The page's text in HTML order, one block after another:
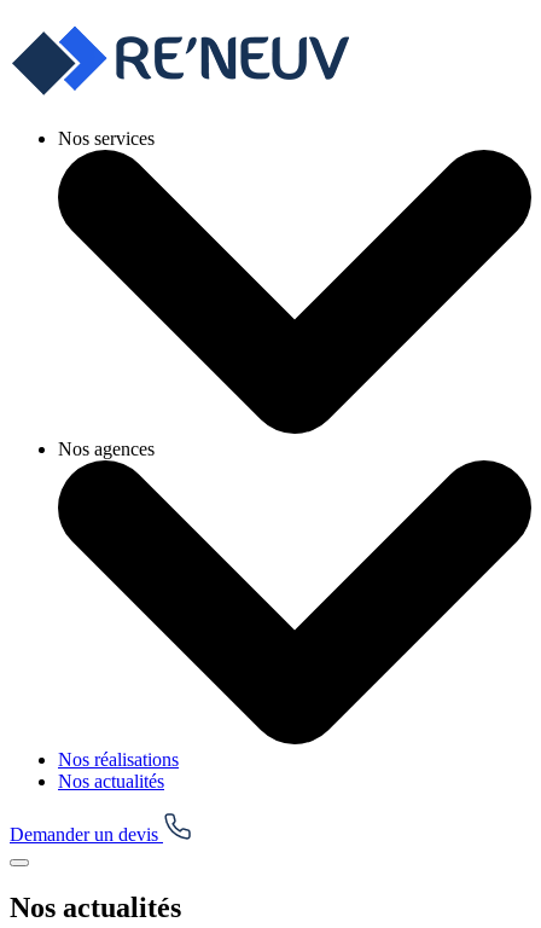
Nos services
Nos agences
Nos réalisations
Nos actualités
Demander un devis
Nos actualités